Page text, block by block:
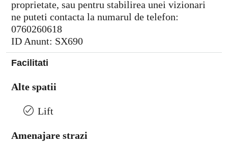
proprietate, sau pentru stabilirea unei vizionari
ne puteti contacta la numarul de telefon:
0760260618
ID Anunt: SX690
Facilitati
Alte spatii
Lift
Amenajare strazi